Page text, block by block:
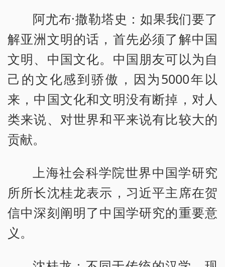
阿尤布·撒勒塔史：如果我们要了
解亚洲文明的话，首先必须了解中国
文明、中国文化。中国朋友可以为自
己的文化感到骄傲，因为5000年以
来，中国文化和文明没有断掉，对人
类来说、对世界和平来说有比较大的
贡献。
上海社会科学院世界中国学研究
所所长沈桂龙表示，习近平主席在贺
信中深刻阐明了中国学研究的重要意
义。